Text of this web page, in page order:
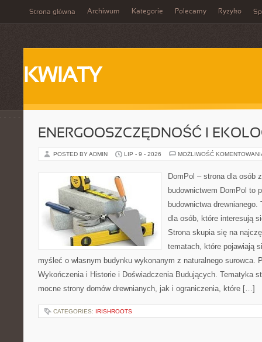
Strona główna Archiwum Kategorie Polecamy Ryzyko
KWIATY
ENERGOOSZCZĘDNOŚĆ I
POSTED BY ADMIN LIP - 9 - 2026 MOŻLIWOŚĆ
DomPol – strona dla osób
budownictwem DomPol to
budownictwa drewnianego.
dla osób, które interesują
Strona skupia się na
tematach, które pojawiają
myśleć o własnym budynku wykonanym z naturalnego surowca.
Wykończenia i Historie i Doświadczenia Budujących. Tematyka
mocne strony domów drewnianych, jak i ograniczenia, które […]
CATEGORIES: IRISHROOTS